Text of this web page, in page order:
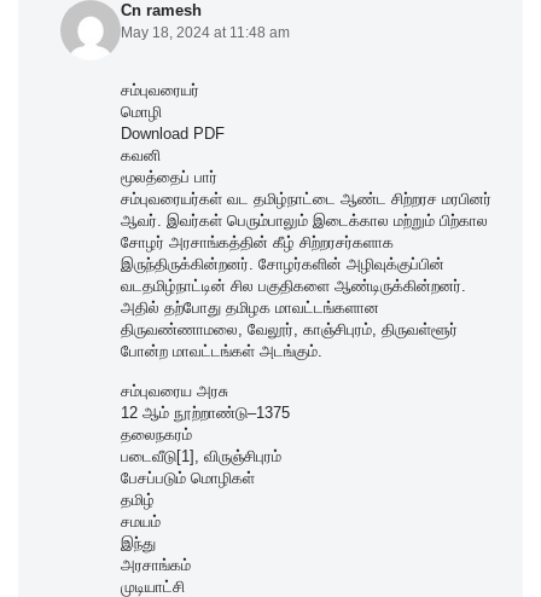
Cn ramesh
May 18, 2024 at 11:48 am
சம்புவரையர்
மொழி
Download PDF
கவனி
மூலத்தைப் பார்
சம்புவரையர்கள் வட தமிழ்நாட்டை ஆண்ட சிற்றரச மரபினர்
ஆவர். இவர்கள் பெரும்பாலும் இடைக்கால மற்றும் பிற்கால
சோழர் அரசாங்கத்தின் கீழ் சிற்றரசர்களாக
இருந்திருக்கின்றனர். சோழர்களின் அழிவுக்குப்பின்
வடதமிழ்நாட்டின் சில பகுதிகளை ஆண்டிருக்கின்றனர்.
அதில் தற்போது தமிழக மாவட்டங்களான
திருவண்ணாமலை, வேலூர், காஞ்சிபுரம், திருவள்ளூர்
போன்ற மாவட்டங்கள் அடங்கும்.
சம்புவரைய அரசு
12 ஆம் நூற்றாண்டு–1375
தலைநகரம்
படைவீடு[1], விருஞ்சிபுரம்
பேசப்படும் மொழிகள்
தமிழ்
சமயம்
இந்து
அரசாங்கம்
முடியாட்சி